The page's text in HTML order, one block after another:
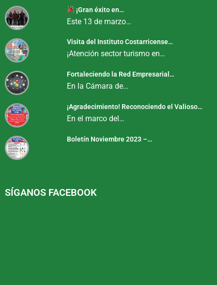
¡Gran éxito en…
Este 13 de marzo…
Visita del Instituto Costarricense…
¡Atención sector turismo en…
Fortaleciendo la Red Empresarial…
En la Cámara de…
¡Agradecimiento! Reconociendo el Valioso…
En el marco del…
Boletín Noviembre 2023 –…
SÍGANOS FACEBOOK